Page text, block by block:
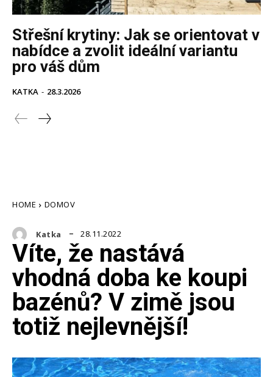
Střešní krytiny: Jak se orientovat v
nabídce a zvolit ideální variantu
pro váš dům
KATKA - 28.3.2026